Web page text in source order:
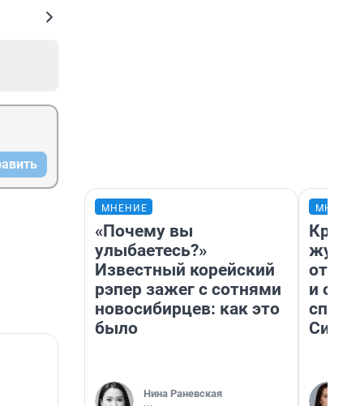
МНЕНИЕ
«Почему вы
улыбаетесь?»
Известный корейский
рэпер зажег с сотнями
новосибирцев: как это
было
Нина Раневская
и